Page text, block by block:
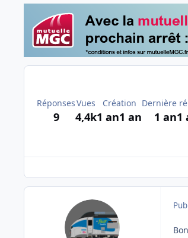
Réponses
9
Vues
4,4k
Création
1 an1 an
Dernière
1 an1